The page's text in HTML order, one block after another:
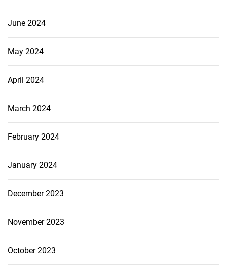
June 2024
May 2024
April 2024
March 2024
February 2024
January 2024
December 2023
November 2023
October 2023